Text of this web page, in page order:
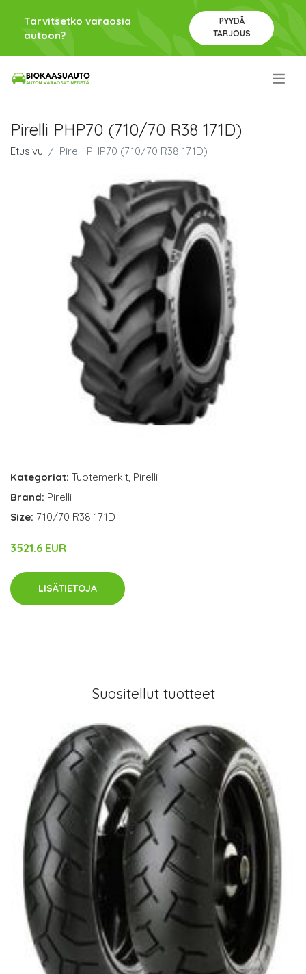
Tarvitsetko varaosia
autoon?
PYYDÄ
TARJOUS
Pirelli PHP70 (710/70 R38 171D)
Etusivu Pirelli PHP70 (710/70 R38 171D)
Kategoriat: Tuotemerkit, Pirelli
Brand: Pirelli
Size: 710/70 R38 171D
3521.6 EUR
LISÄTIETOJA
Suositellut tuotteet